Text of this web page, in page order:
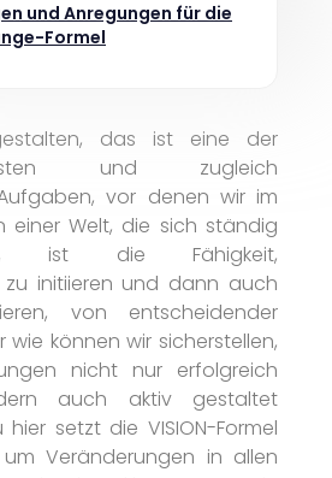
und Anregungen für die
Formel
das ist eine der
und zugleich
vor denen wir im
einer Welt, die sich ständig
ist die Fähigkeit,
initiieren und dann auch
von entscheidender
wie können wir sicherstellen,
nicht nur erfolgreich
auch aktiv gestaltet
setzt die VISION-Formel
Veränderungen in allen